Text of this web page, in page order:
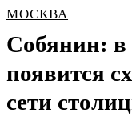
МОСКВА
Собянин: в
появится
сети